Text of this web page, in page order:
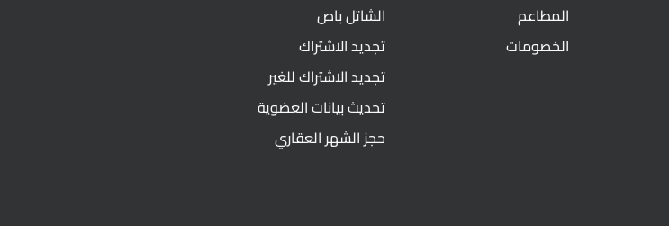
المطاعم
الخصومات
الشاتل باص
تجديد الاشتراك
تجديد الاشتراك للغير
تحديث بيانات العضوية
حجز الشهر العقاري